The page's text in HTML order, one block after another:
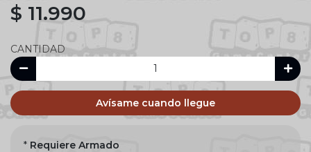
$ 11.990
CANTIDAD
Avísame cuando llegue
* Requiere Armado